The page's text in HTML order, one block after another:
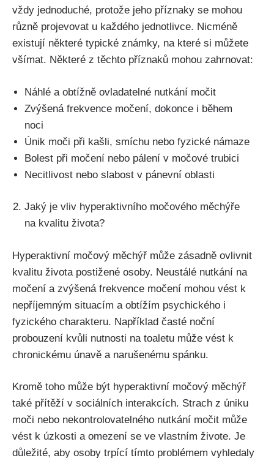
vždy jednoduché, protože jeho ‍příznaky ⁢se mohou
různě ​projevovat u každého jednotlivce. Nicméně
existují ‌některé typické⁤ známky, na které si ⁣můžete⁤
všímat. Některé z těchto příznaků mohou zahrnovat:
Náhlé a⁤ obtížně ovladatelné nutkání močit
Zvýšená frekvence močení, dokonce ⁣i‍ během
noci
Únik‌ moči při kašli, ⁣smíchu nebo fyzické‍ námaze
Bolest při močení nebo pálení v močové trubici
Necitlivost‌ nebo slabost v pánevní ‌oblasti
Jaký je vliv hyperaktivního močového měchýře
na⁣ kvalitu života?
Hyperaktivní‌ močový ⁢měchýř ‌může zásadně ovlivnit
kvalitu života postižené osoby. Neustálé⁣ nutkání ⁤na
močení⁣ a zvýšená frekvence‌ močení mohou vést ‍k⁢
nepříjemným situacím ‍a⁣ obtížím psychického i
fyzického charakteru.​ Například‌ časté ‍noční
probouzení kvůli nutnosti na toaletu může vést k
chronickému⁣ únavě a ⁣narušenému spánku.
Kromě toho může být hyperaktivní močový měchýř
také ‌přítěží⁢ v sociálních interakcích.⁢ Strach z úniku
moči nebo nekontrolovatelného‌ nutkání močit může
vést k úzkosti a omezení se ve vlastním‍ živote.⁢ Je
důležité, aby osoby trpící tímto ⁤problémem⁣ vyhledaly